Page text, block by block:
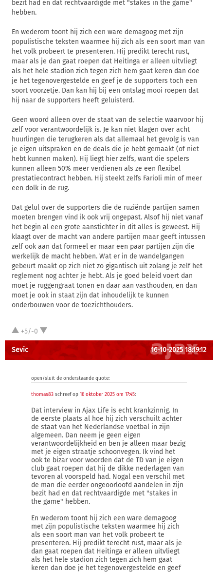
bezit had en dat rechtvaardigde met "stakes in the game"
hebben.
En wederom toont hij zich een ware demagoog met zijn
populistische teksten waarmee hij zich als een soort man van
het volk probeert te presenteren. Hij predikt terecht rust,
maar als je dan gaat roepen dat Heitinga er alleen uitvliegt
als het hele stadion zich tegen zich hem gaat keren dan doe
je het tegenovergestelde en geef je de supporters toch een
soort voorzetje. Dan kan hij bij een ontslag mooi roepen dat
hij naar de supporters heeft geluisterd.
Geen woord alleen over de staat van de selectie waarvoor hij
zelf voor verantwoordelijk is. Je kan niet klagen over acht
huurlingen die terugkeren als dat allemaal het gevolg is van
je eigen uitspraken en de deals die je hebt gemaakt (of niet
hebt kunnen maken). Hij liegt hier zelfs, want die spelers
kunnen alleen 50% meer verdienen als ze een flexibel
prestatiecontract hebben. Hij steekt zelfs Farioli min of meer
een dolk in de rug.
Dat gelul over de supporters die de ruziënde partijen samen
moeten brengen vind ik ook vrij ongepast. Alsof hij niet vanaf
het begin al een grote aanstichter in dit alles is geweest. Hij
klaagt over de macht van andere partijen maar geeft intussen
zelf ook aan dat formeel er maar een paar partijen zijn die
werkelijk de macht hebben. Wat er in de wandelgangen
gebeurt maakt op zich niet zo gigantisch uit zolang je zelf het
reglement nog achter je hebt. Als je goed beleid voert dan
moet je ruggengraat tonen en daar aan vasthouden, en dan
moet je ook in staat zijn dat inhoudelijk te kunnen
onderbouwen voor de toezichthouders.
+5/-0
Sevic 16-10-2025 18:19:12
open/sluit de onderstaande quote:
thomas83 schreef op 16 oktober 2025 om 17:45:
Dat interview in Ajax Life is echt krankzinnig. In
de eerste plaats al hoe hij zich verschuilt achter
de staat van het Nederlandse voetbal in zijn
algemeen. Dan neem je geen eigen
verantwoordelijkheid en ben je alleen maar bezig
met je eigen straatje schoonvegen. Ik vind het
ook te bizar voor woorden dat de TD van je eigen
club gaat roepen dat hij de dikke nederlagen van
tevoren al voorspeld had. Nogal een verschil met
de man die eerder ongeoorloofd aandelen in zijn
bezit had en dat rechtvaardigde met "stakes in
the game" hebben.
En wederom toont hij zich een ware demagoog
met zijn populistische teksten waarmee hij zich
als een soort man van het volk probeert te
presenteren. Hij predikt terecht rust, maar als je
dan gaat roepen dat Heitinga er alleen uitvliegt
als het hele stadion zich tegen zich hem gaat
keren dan doe je het tegenovergestelde en geef